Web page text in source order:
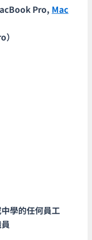
Pro, Mac
學的任何員工